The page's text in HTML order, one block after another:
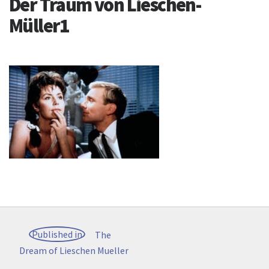
Der Traum von Lieschen-
Müller1
Artikkelien
selaus
Published in
The
Dream of Lieschen Mueller